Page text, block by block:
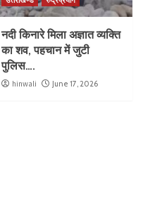
नदी किनारे मिला अज्ञात व्यक्ति
का शव, पहचान में जुटी
पुलिस….
hinwali June 17, 2026